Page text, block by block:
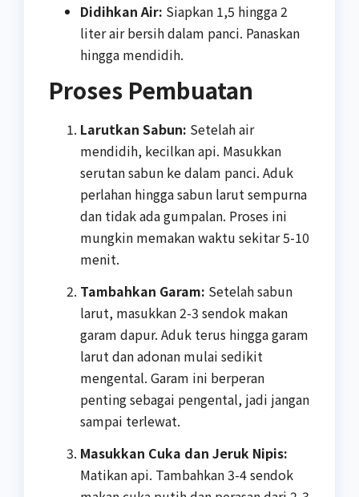
Didihkan Air: Siapkan 1,5 hingga 2
liter air bersih dalam panci. Panaskan
hingga mendidih.
Proses Pembuatan
Larutkan Sabun: Setelah air
mendidih, kecilkan api. Masukkan
serutan sabun ke dalam panci. Aduk
perlahan hingga sabun larut sempurna
dan tidak ada gumpalan. Proses ini
mungkin memakan waktu sekitar 5-10
menit.
Tambahkan Garam: Setelah sabun
larut, masukkan 2-3 sendok makan
garam dapur. Aduk terus hingga garam
larut dan adonan mulai sedikit
mengental. Garam ini berperan
penting sebagai pengental, jadi jangan
sampai terlewat.
Masukkan Cuka dan Jeruk Nipis:
Matikan api. Tambahkan 3-4 sendok